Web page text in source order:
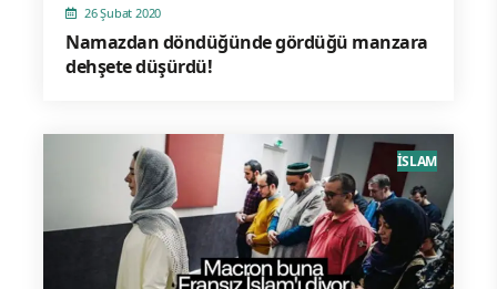
26 Şubat 2020
Namazdan döndüğünde gördüğü manzara
dehşete düşürdü!
İSLAM